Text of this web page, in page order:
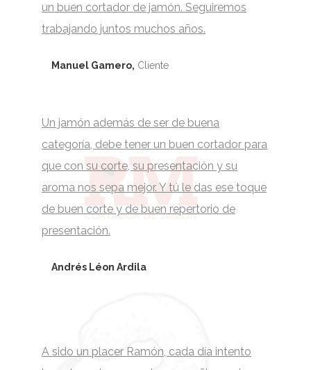
un buen cortador de jamón. Seguiremos
trabajando juntos muchos años.
Manuel Gamero, Cliente
Un jamón además de ser de buena
categoría, debe tener un buen cortador para
que con su corte, su presentación y su
aroma nos sepa mejor. Y tú le das ese toque
de buen corte y de buen repertorio de
presentación.
Andrés Léon Ardila
A sido un placer Ramón, cada día intento